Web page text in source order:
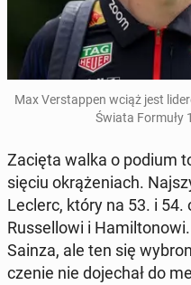
Max Ver­stap­pen wciąż jest
Świata Formuły
Zacięta walka o podium
się­ciu okrą­że­niach.
Leclerc, który na 53. i 54.
Rus­sel­lo­wi i
Sainza, ale ten się
cze­nie nie do­je­chał do